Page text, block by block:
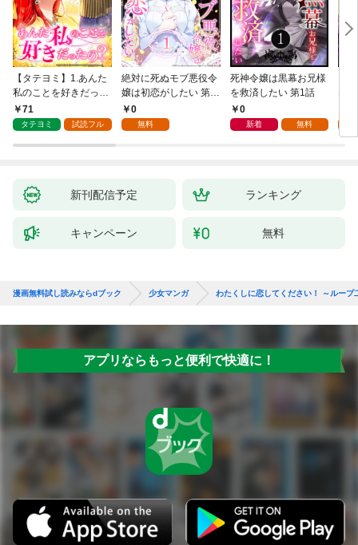
【タテヨミ】1.あんた
私のことを好きだった
の？
71
タテヨミ 試読フル
絶対に死ぬモブ悪役令
嬢は初恋がしたい 第1
話0
無料
死神令嬢は黒幕お兄様
を救済したい 第1話
0
新着 無料
な
新刊配信予定 ランキング
キャンペーン 無料
漫画無料試し読みならdブック 少女マンガ わたくしに恋してください！ ～ルー
アプリならもっと便利で快適に！